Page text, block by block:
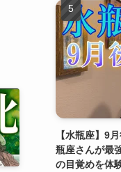
【水瓶座】9
瓶座さんが最
の目覚めを体